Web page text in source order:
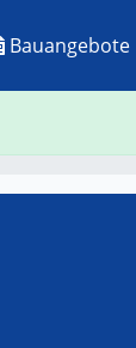
Bauangebote